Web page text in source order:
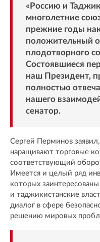
«Россию и
многолетние
прежние годы
положительный
плодотворного
Состоявшиеся
наш Президент,
полностью
нашего
сенатор.
Сергей Перминов
наращивают торговые
соответствующий
Имеется и целый ряд
которых
и таджикистанские
диалог в сфере
решению мировых